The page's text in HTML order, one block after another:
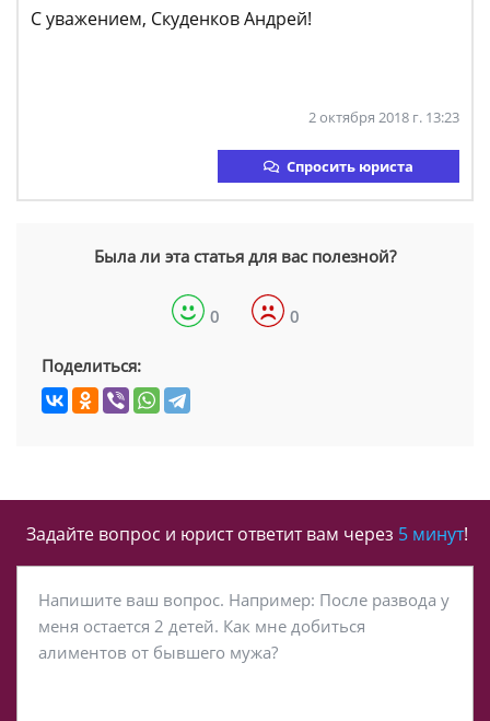
С уважением, Скуденков Андрей!
2 октября 2018 г. 13:23
Спросить юриста
Была ли эта статья для вас полезной?
0 0
Поделиться:
Задайте вопрос и юрист ответит вам через 5 минут!